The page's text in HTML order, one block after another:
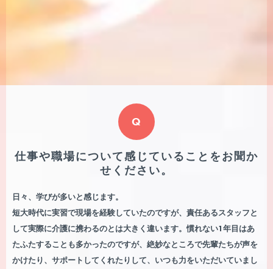
Q
仕事や職場について感じていることをお聞か
せください。
日々、学びが多いと感じます。
短大時代に実習で現場を経験していたのですが、責任あるスタッフと
して実際に介護に携わるのとは大きく違います。慣れない1年目はあ
たふたすることも多かったのですが、絶妙なところで先輩たちが声を
かけたり、サポートしてくれたりして、いつも力をいただいていまし